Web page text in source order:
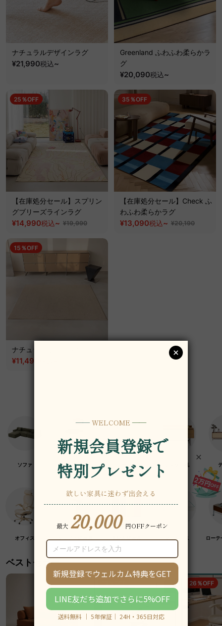
ナチュラルデザインラグ
¥21,990税込~
Greenland ふわふわ柔らかラ
グ
¥20,090税込~
25％OFF
【在庫処分セール】スプリン
グブリーズラインラグ
¥14,990税込~ ¥19,990
35％OFF
【在庫処分セール】Check ふ
わふわ柔らかラグ
¥13,090税込~ ¥20,190
15％OFF
ナチュラルサンドラグ
¥11,490
ソファ チェア・椅子 テーブル デスク・机
オフィス マットレス ロー
ベストセラー
26％OFF